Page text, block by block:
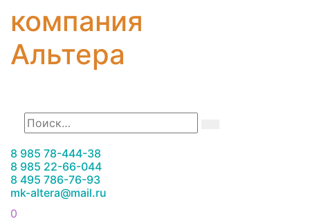
8 985 78-444-38
8 985 22-66-044
8 495 786-76-93
mk-altera@mail.ru
0